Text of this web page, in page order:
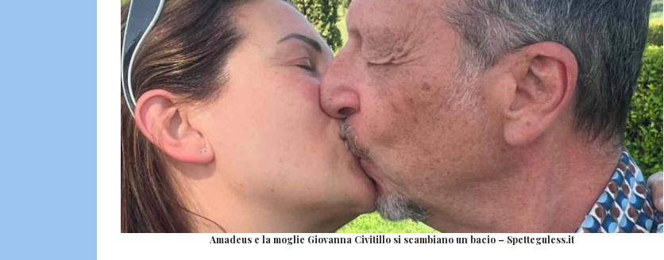
Amadeus e la moglie Giovanna Civitillo si scambiano un bacio – Spetteguless.it